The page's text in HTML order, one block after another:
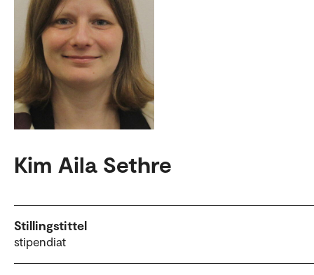
Kim Aila Sethre
Stillingstittel
stipendiat